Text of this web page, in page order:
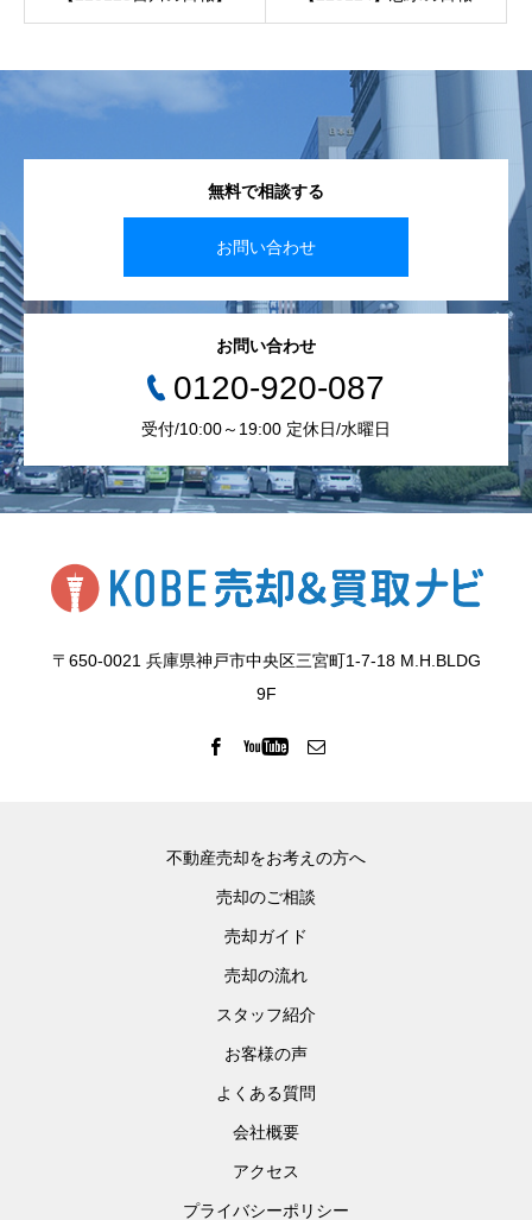
無料で相談する
お問い合わせ
お問い合わせ
0120-920-087
受付/10:00～19:00 定休日/水曜日
〒650-0021 兵庫県神戸市中央区三宮町1-7-18 M.H.BLDG
9F
不動産売却をお考えの方へ
売却のご相談
売却ガイド
売却の流れ
スタッフ紹介
お客様の声
よくある質問
会社概要
アクセス
プライバシーポリシー